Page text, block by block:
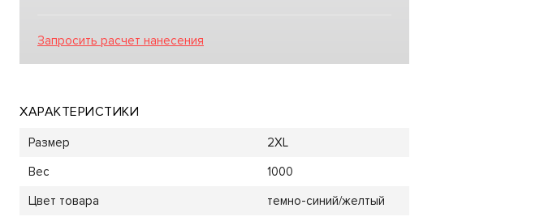
Запросить расчет нанесения
ХАРАКТЕРИСТИКИ
Размер
2XL
Вес
1000
Цвет товара
темно-синий/желтый